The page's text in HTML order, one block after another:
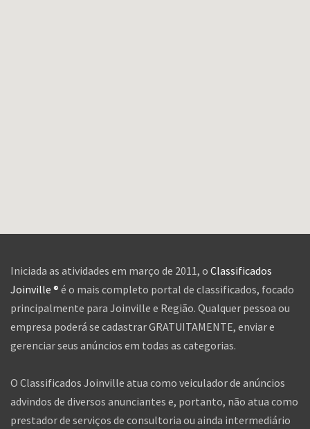
Iniciada as atividades em março de 2011, o Classificados
Joinville ® é o mais completo portal de classificados, focado
principalmente para Joinville e Região. Qualquer pessoa ou
empresa poderá se cadastrar GRATUITAMENTE, enviar e
gerenciar seus anúncios em todas as categorias.
O Classificados Joinville atua como veiculador de anúncios
advindos de diversos anunciantes e, portanto, não atua como
prestador de serviços de consultoria ou ainda intermediário